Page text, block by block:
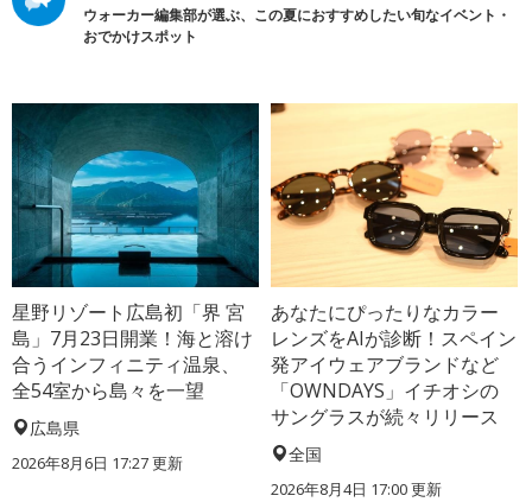
ウォーカー編集部が選ぶ、この夏におすすめしたい旬なイベント・
おでかけスポット
星野リゾート広島初「界 宮
島」7月23日開業！海と溶け
合うインフィニティ温泉、
全54室から島々を一望
広島県
2026年8月6日 17:27更新
あなたにぴったりなカラー
レンズをAIが診断！スペイン
発アイウェアブランドなど
「OWNDAYS」イチオシの
サングラスが続々リリース
全国
2026年8月4日 17:00更新